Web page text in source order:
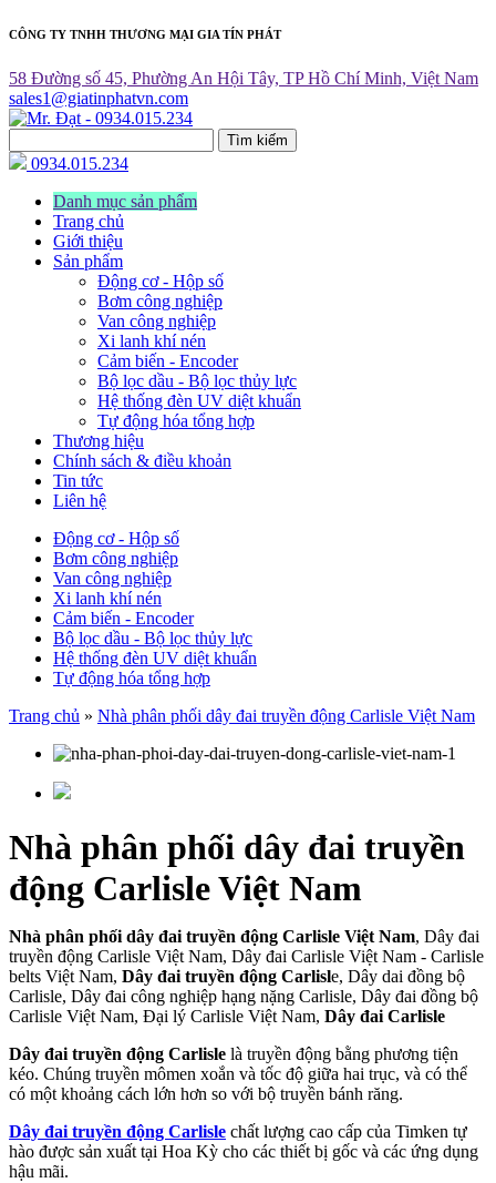
CÔNG TY TNHH THƯƠNG MẠI GIA TÍN PHÁT
58 Đường số 45, Phường An Hội Tây, TP Hồ Chí Minh, Việt Nam
sales1@giatinphatvn.com
Tìm kiếm
0934.015.234
Danh mục sản phẩm
Trang chủ
Giới thiệu
Sản phẩm
Động cơ - Hộp số
Bơm công nghiệp
Van công nghiệp
Xi lanh khí nén
Cảm biến - Encoder
Bộ lọc dầu - Bộ lọc thủy lực
Hệ thống đèn UV diệt khuẩn
Tự động hóa tổng hợp
Thương hiệu
Chính sách & điều khoản
Tin tức
Liên hệ
Động cơ - Hộp số
Bơm công nghiệp
Van công nghiệp
Xi lanh khí nén
Cảm biến - Encoder
Bộ lọc dầu - Bộ lọc thủy lực
Hệ thống đèn UV diệt khuẩn
Tự động hóa tổng hợp
Trang chủ » Nhà phân phối dây đai truyền động Carlisle Việt Nam
Nhà phân phối dây đai truyền
động Carlisle Việt Nam
Nhà phân phối dây đai truyền động Carlisle Việt Nam, Dây đai
truyền động Carlisle Việt Nam, Dây đai Carlisle Việt Nam - Carlisle
belts Việt Nam, Dây đai truyền động Carlisle, Dây dai đồng bộ
Carlisle, Dây đai công nghiệp hạng nặng Carlisle, Dây đai đồng bộ
Carlisle Việt Nam, Đại lý Carlisle Việt Nam, Dây đai Carlisle
Dây đai truyền động Carlisle là truyền động bằng phương tiện
kéo. Chúng truyền mômen xoắn và tốc độ giữa hai trục, và có thể
có một khoảng cách lớn hơn so với bộ truyền bánh răng.
Dây đai truyền động Carlisle chất lượng cao cấp của Timken tự
hào được sản xuất tại Hoa Kỳ cho các thiết bị gốc và các ứng dụng
hậu mãi.